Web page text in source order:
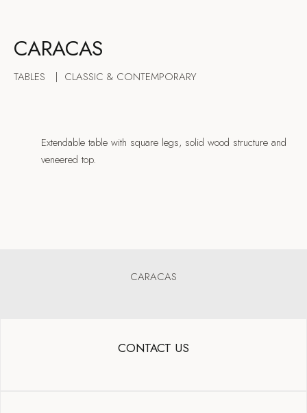
CARACAS
TABLES | CLASSIC & CONTEMPORARY
Extendable table with square legs, solid wood structure and
veneered top.
CARACAS
CONTACT US